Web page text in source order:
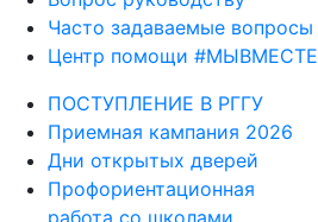
Часто задаваемые вопросы
Центр помощи #МЫВМЕСТЕ
ПОСТУПЛЕНИЕ В РГГУ
Приемная кампания 2026
Дни открытых дверей
Профориентационная
работа со школами